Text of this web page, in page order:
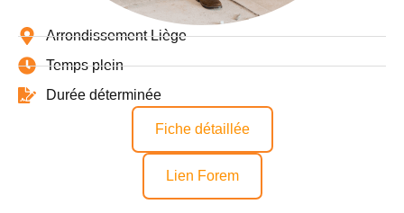
Arrondissement Liège
Temps plein
Durée déterminée
Fiche détaillée
Lien Forem